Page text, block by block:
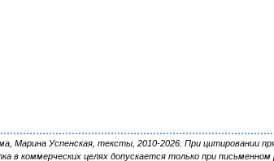
Марина Успенская, тексты, 2010-2026. При цитировании
в коммерческих целях допускается только при письменном